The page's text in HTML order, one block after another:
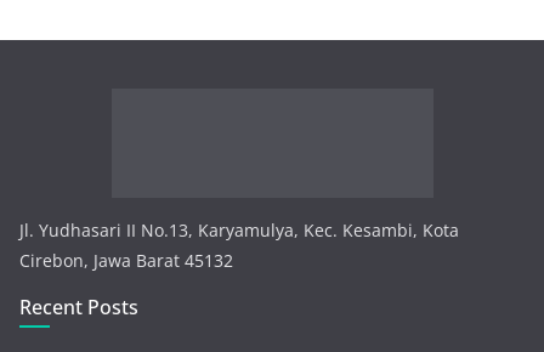
Jl. Yudhasari II No.13, Karyamulya, Kec. Kesambi, Kota
Cirebon, Jawa Barat 45132
Recent Posts